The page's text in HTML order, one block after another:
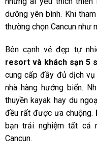
dưỡng yên bình. Khi
thường chọn Cancun như
Bên cạnh vẻ đẹp tự
resort và khách sạn 5
cung cấp đầy đủ dịch
nhà hàng hướng biển.
thuyền kayak hay du
đều rất được ưa chuộng.
bạn trải nghiệm tất cả
Cancun.